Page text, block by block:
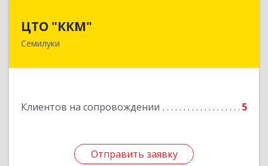
ЦТО "ККМ"
Семилуки
Клиентов на сопровождении 5
Отправить заявку
Отправить заявку